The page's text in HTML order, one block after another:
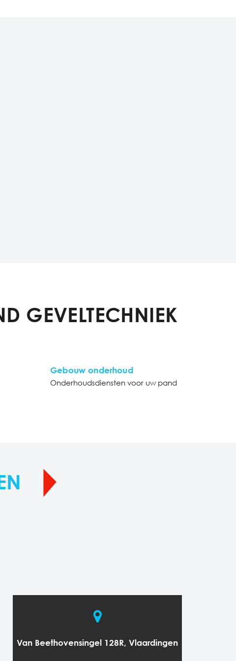
GEVELTECHNIEK
Gebouw onderhoud
Onderhoudsdiensten voor uw pand
Van Beethovensingel 128R, Vlaardingen